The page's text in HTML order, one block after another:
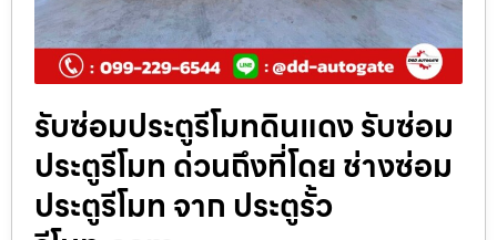
รับซ่อมประตูรีโมทดินแดง รับซ่อม
ประตูรีโมท ด่วนถึงที่โดย ช่างซ่อม
ประตูรีโมท จาก ประตูรั้ว